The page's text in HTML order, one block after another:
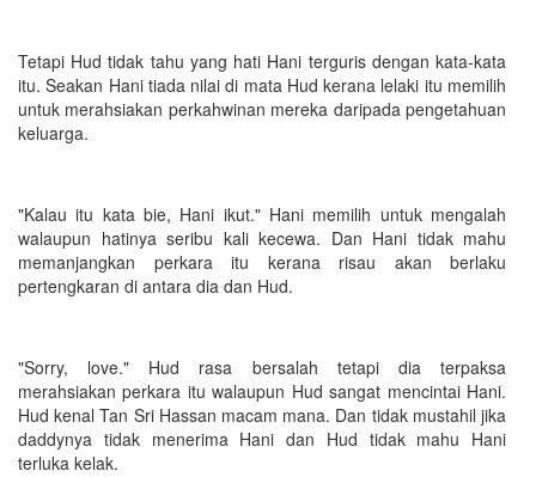
Tetapi Hud tidak tahu yang hati Hani terguris dengan kata-kata
itu. Seakan Hani tiada nilai di mata Hud kerana lelaki itu memilih
untuk merahsiakan perkahwinan mereka daripada pengetahuan
keluarga.
"Kalau itu kata bie, Hani ikut." Hani memilih untuk mengalah
walaupun hatinya seribu kali kecewa. Dan Hani tidak mahu
memanjangkan perkara itu kerana risau akan berlaku
pertengkaran di antara dia dan Hud.
"Sorry, love." Hud rasa bersalah tetapi dia terpaksa
merahsiakan perkara itu walaupun Hud sangat mencintai Hani.
Hud kenal Tan Sri Hassan macam mana. Dan tidak mustahil jika
daddynya tidak menerima Hani dan Hud tidak mahu Hani
terluka kelak.